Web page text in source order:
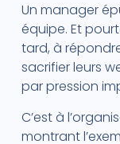
Un manager
équipe. Et
tard, à
sacrifier leurs
par pression
C’est à
montrant